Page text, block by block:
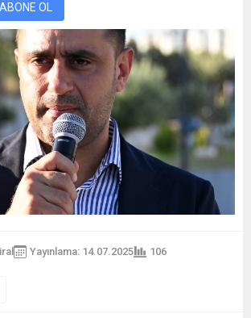
ABONE OL
Yayınlama: 14.07.2025 106